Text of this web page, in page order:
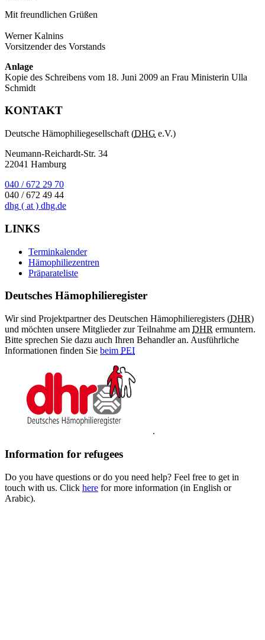
Mit freundlichen Grüßen
Werner Kalnins
Vorsitzender des Vorstands
Anlage
Kopie des Schreibens vom 18. Juni 2009 an Frau Ministerin Ulla
Schmidt
KONTAKT
Deutsche Hämophiliegesellschaft (DHG e.V.)
Neumann-Reichardt-Str. 34
22041 Hamburg
040 / 672 29 70
040 / 672 49 44
dhg ( at ) dhg.de
LINKS
Terminkalender
Hämophiliezentren
Präparateliste
Deutsches Hämophilieregister
Wir sind Projektpartner des Deutschen Hämophilieregisters (DHR)
und möchten unsere Mitglieder zur Teilnahme am DHR ermuntern.
Bitte sprechen Sie dazu auch Ihren Behandler an. Ausführliche
Informationen finden Sie beim PEI
.
Information for refugees
Do you have questions or do you need help? Feel free to get in
touch with us. Click here for more information (in English or
Arabic).